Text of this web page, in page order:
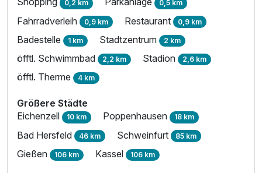
0,2 km 0,5 km
Fahrradverleih 0,9 km Restaurant 0,9 km
Badestelle 1 km Stadtzentrum 2 km
öfftl. Schwimmbad 2,2 km Stadion 2,6 km
öfftl. Therme 4 km
Größere Städte
Eichenzell 10 km Poppenhausen 18 km
Bad Hersfeld 46 km Schweinfurt 85 km
Gießen 106 km Kassel 106 km